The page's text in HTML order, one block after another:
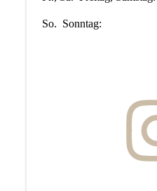
So. Sonntag: